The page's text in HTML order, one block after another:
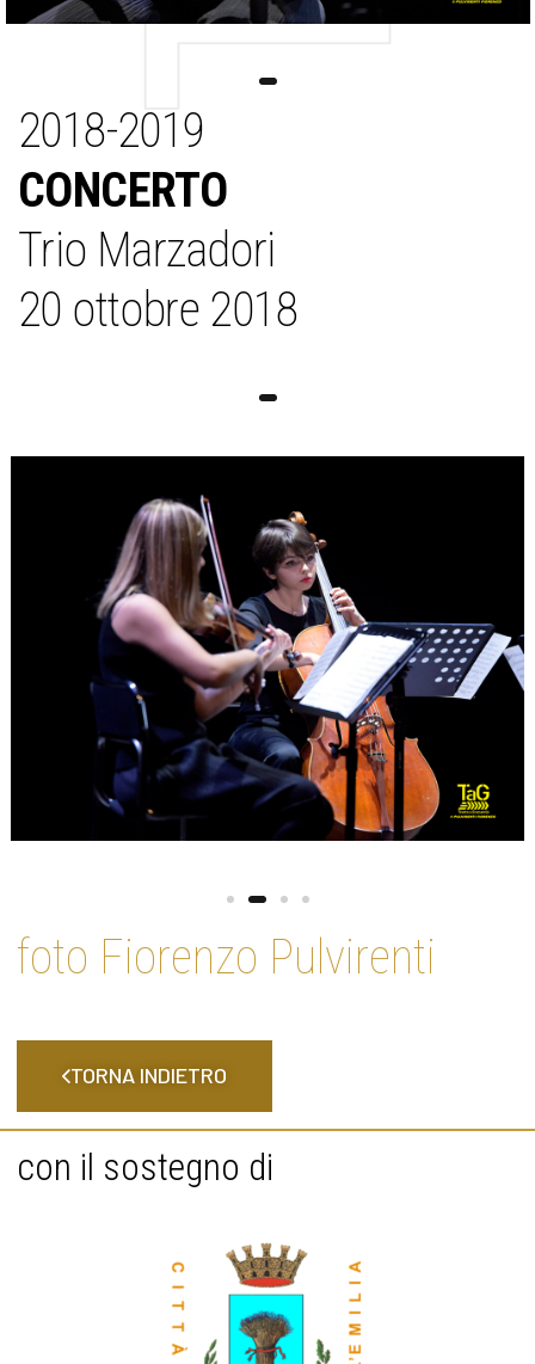
2018-2019
CONCERTO
Trio Marzadori
20 ottobre 2018
foto Fiorenzo Pulvirenti
TORNA INDIETRO
con il sostegno di